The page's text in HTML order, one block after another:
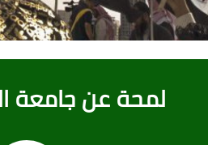
لمحة عن جامعة